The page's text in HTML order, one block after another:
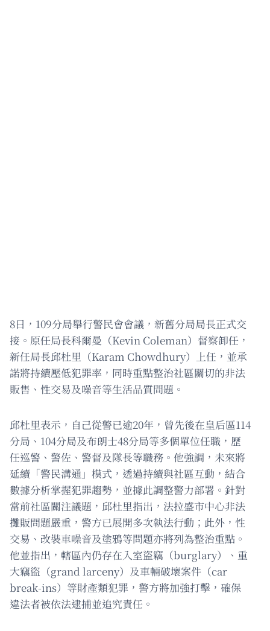
8日，109分局舉行警民會會議，新舊分局局長正式交
接。原任局長科爾曼（Kevin Coleman）督察卸任，
新任局長邱杜里（Karam Chowdhury）上任，並承
諾將持續壓低犯罪率，同時重點整治社區關切的非法
販售、性交易及噪音等生活品質問題。
邱杜里表示，自己從警已逾20年，曾先後在皇后區114
分局、104分局及布朗士48分局等多個單位任職，歷
任巡警、警佐、警督及隊長等職務。他強調，未來將
延續「警民溝通」模式，透過持續與社區互動，結合
數據分析掌握犯罪趨勢，並據此調整警力部署。針對
當前社區關注議題，邱杜里指出，法拉盛市中心非法
攤販問題嚴重，警方已展開多次執法行動；此外，性
交易、改裝車噪音及塗鴉等問題亦將列為整治重點。
他並指出，轄區內仍存在入室盜竊（burglary）、重
大竊盜（grand larceny）及車輛破壞案件（car
break-ins）等財產類犯罪，警方將加強打擊，確保
違法者被依法逮捕並追究責任。